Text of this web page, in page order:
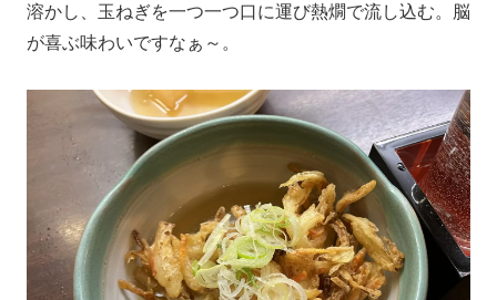
溶かし、玉ねぎを一つ一つ口に運び熱燗で流し込む。脳
が喜ぶ味わいですなぁ～。